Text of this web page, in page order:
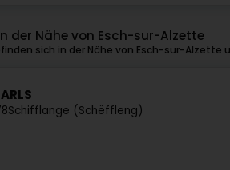
der Nähe von Esch-sur-Alzette
sich in der Nähe von Esch-sur-Alzette
Schifflange (Schëffleng)